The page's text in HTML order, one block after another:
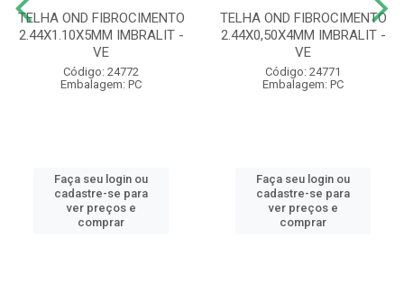
TELHA OND FIBROCIMENTO
2.44X1.10X5MM IMBRALIT -
VE
Código: 24772
Embalagem: PC
Faça seu login ou
cadastre-se para
ver preços e
comprar
TELHA OND FIBROCIMENTO
2.44X0,50X4MM IMBRALIT -
VE
Código: 24771
Embalagem: PC
Faça seu login ou
cadastre-se para
ver preços e
comprar